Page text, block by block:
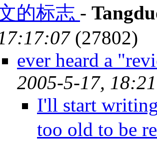
的标志 -
(27802)
ever heard a
2005-5-17,
I'll start
too old to be